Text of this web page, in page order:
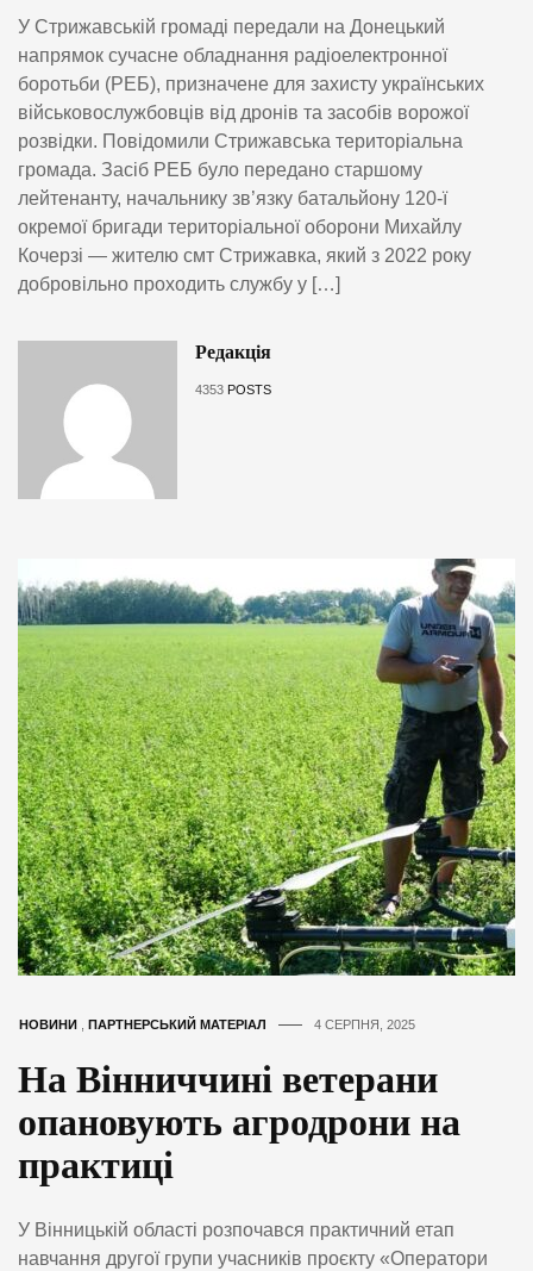
У Стрижавській громаді передали на Донецький
напрямок сучасне обладнання радіоелектронної
боротьби (РЕБ), призначене для захисту українських
військовослужбовців від дронів та засобів ворожої
розвідки. Повідомили Стрижавська територіальна
громада. Засіб РЕБ було передано старшому
лейтенанту, начальнику зв’язку батальйону 120-ї
окремої бригади територіальної оборони Михайлу
Кочерзі — жителю смт Стрижавка, який з 2022 року
добровільно проходить службу у […]
Редакція
4353 POSTS
НОВИНИ , ПАРТНЕРСЬКИЙ МАТЕРІАЛ 4 СЕРПНЯ, 2025
На Вінниччині ветерани
опановують агродрони на
практиці
У Вінницькій області розпочався практичний етап
навчання другої групи учасників проєкту «Оператори